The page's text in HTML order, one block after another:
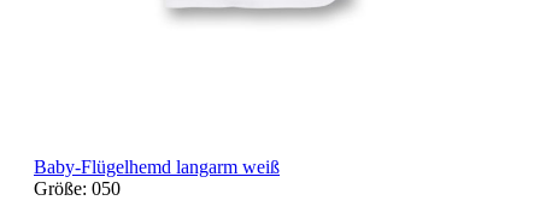
Baby-Flügelhemd langarm weiß
Größe: 050